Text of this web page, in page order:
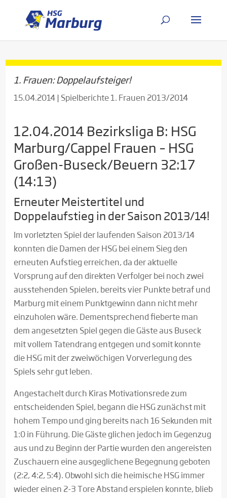
1. Frauen: Doppelaufsteiger!
15.04.2014| Spielberichte 1. Frauen 2013/2014
12.04.2014 Bezirksliga B: HSG
Marburg/Cappel Frauen – HSG
Großen-Buseck/Beuern 32:17
(14:13)
Erneuter Meistertitel und
Doppelaufstieg in der Saison 2013/14!
Im vorletzten Spiel der laufenden Saison 2013/14
konnten die Damen der HSG bei einem Sieg den
erneuten Aufstieg erreichen, da der aktuelle
Vorsprung auf den direkten Verfolger bei noch zwei
ausstehenden Spielen, bereits vier Punkte betraf und
Marburg mit einem Punktgewinn dann nicht mehr
einzuholen wäre. Dementsprechend fieberte man
dem angesetzten Spiel gegen die Gäste aus Buseck
mit vollem Tatendrang entgegen und somit konnte
die HSG mit der zweiwöchigen Vorverlegung des
Spiels sehr gut leben.
Angestachelt durch Kiras Motivationsrede zum
entscheidenden Spiel, begann die HSG zunächst mit
hohem Tempo und ging bereits nach 16 Sekunden mit
1:0 in Führung. Die Gäste glichen jedoch im Gegenzug
aus und zu Beginn der Partie wurden den angereisten
Zuschauern eine ausgeglichene Begegnung geboten
(2:2, 4:2, 5:4). Obwohl sich die heimische HSG immer
wieder einen 2-3 Tore Abstand erspielen konnte, blieb